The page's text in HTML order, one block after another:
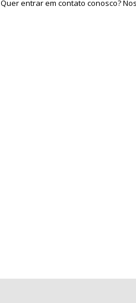
Quer entrar em contato conosco?